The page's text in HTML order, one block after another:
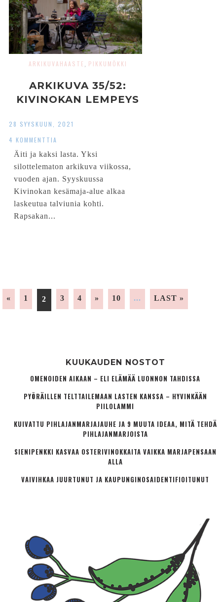
ARKIKUVAHAASTE PIKKUMÖKKI
ARKIKUVA 35/52:
KIVINOKAN LEMPEYS
28 SYYSKUUN, 2021
4 KOMMENTTIA
Äiti ja kaksi lasta. Yksi
silottelematon arkikuva viikossa,
vuoden ajan. Syyskuussa
Kivinokan kesämaja-alue alkaa
laskeutua talviunia kohti.
Rapsakan...
« 1 2 3 4 » 10 ... LAST »
KUUKAUDEN NOSTOT
OMENOIDEN AIKAAN – ELI ELÄMÄÄ LUONNON TAHDISSA
PYÖRÄILLEN TELTTAILEMAAN LASTEN KANSSA – HYVINKÄÄN
PIILOLAMMI
KUIVATTU PIHLAJANMARJAJAUHE JA 9 MUUTA IDEAA, MITÄ TEHDÄ
PIHLAJANMARJOISTA
SIENIPENKKI KASVAA OSTERIVINOKKAITA VAIKKA MARJAPENSAAN
ALLA
VAIVIHKAA JUURTUNUT JA KAUPUNGINOSA­IDENTIFIOITUNUT